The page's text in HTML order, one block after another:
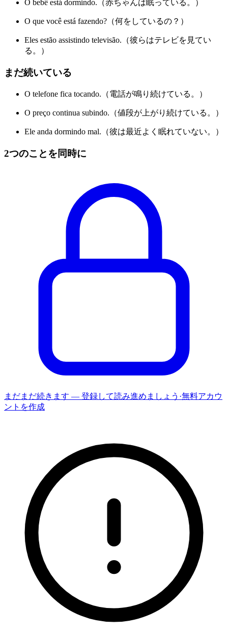
O bebê está dormindo.（赤ちゃんは眠っている。）
O que você está fazendo?（何をしているの？）
Eles estão assistindo televisão.（彼らはテレビを見てい
る。）
まだ続いている
O telefone fica tocando.（電話が鳴り続けている。）
O preço continua subindo.（値段が上がり続けている。）
Ele anda dormindo mal.（彼は最近よく眠れていない。）
2つのことを同時に
まだまだ続きます — 登録して読み進めましょう ·無料アカウ
ントを作成